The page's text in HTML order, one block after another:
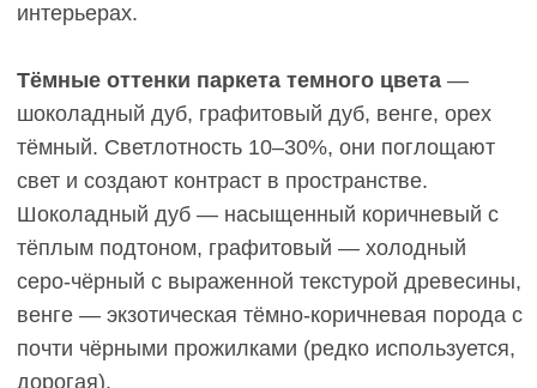
воды контрастируют сильнее, но тёмная грязь
Царапины на паркете темного цвета видны как
светлые линии, потому что обнажается более
светлый слой древесины под тонировкой.
можно реже мыть — пыль на них практически
незаметна между уборками. Тёмные требуют
более частой влажной уборки, потому что любой
налёт и разводы бросаются в глаза. Однако оба
варианта одинаково просты в уходе при
правильном покрытии: матовый лак или масло не
глянцевые поверхности.